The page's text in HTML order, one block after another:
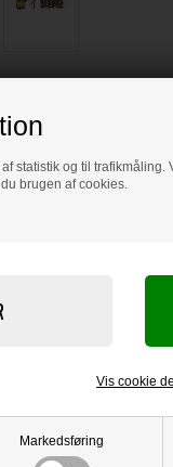
statistik og til
brugen af cookies.
Markedsføring
Vis cookie